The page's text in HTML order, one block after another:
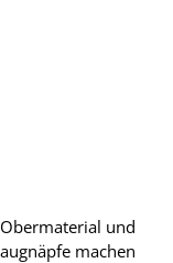
und
machen